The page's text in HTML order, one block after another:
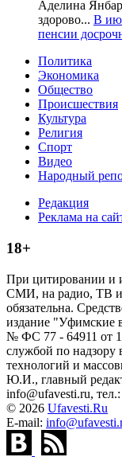
Аделина
здорово... В
пенсии
Политика
Экономика
Общество
Происшествия
Культура
Религия
Спорт
Видео
Народный
Редакция
Реклама на
18+
При цитировании и
СМИ, на радио, ТВ и
обязательна.
издание "Уфимские
№ ФС 77 - 64911 от
службой по надзору
технологий и
Ю.И., главный
info@ufavesti.ru,
© 2026 Ufavesti.Ru
E-mail: